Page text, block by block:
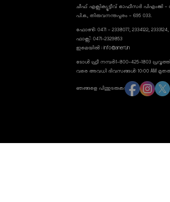
ചീഫ് എക്സിക്യൂട്ടീവ് ഓഫീസർ
പി.ഒ., തിരുവനന്തപുരം - 695 033.
ഫോൺ: 0471 - 2338077, 2334122, 2333124,
ഫാക്സ്: 0471-2329853
ഇമെയിൽ : info@anert.in
ടോൾ ഫ്രീ നമ്പർ:1-800-425-1803
വരെ അവധി ദിവസങ്ങൾ: 10:00 AM മുതൽ
ഞങ്ങളെ പിന്തുടരുക: